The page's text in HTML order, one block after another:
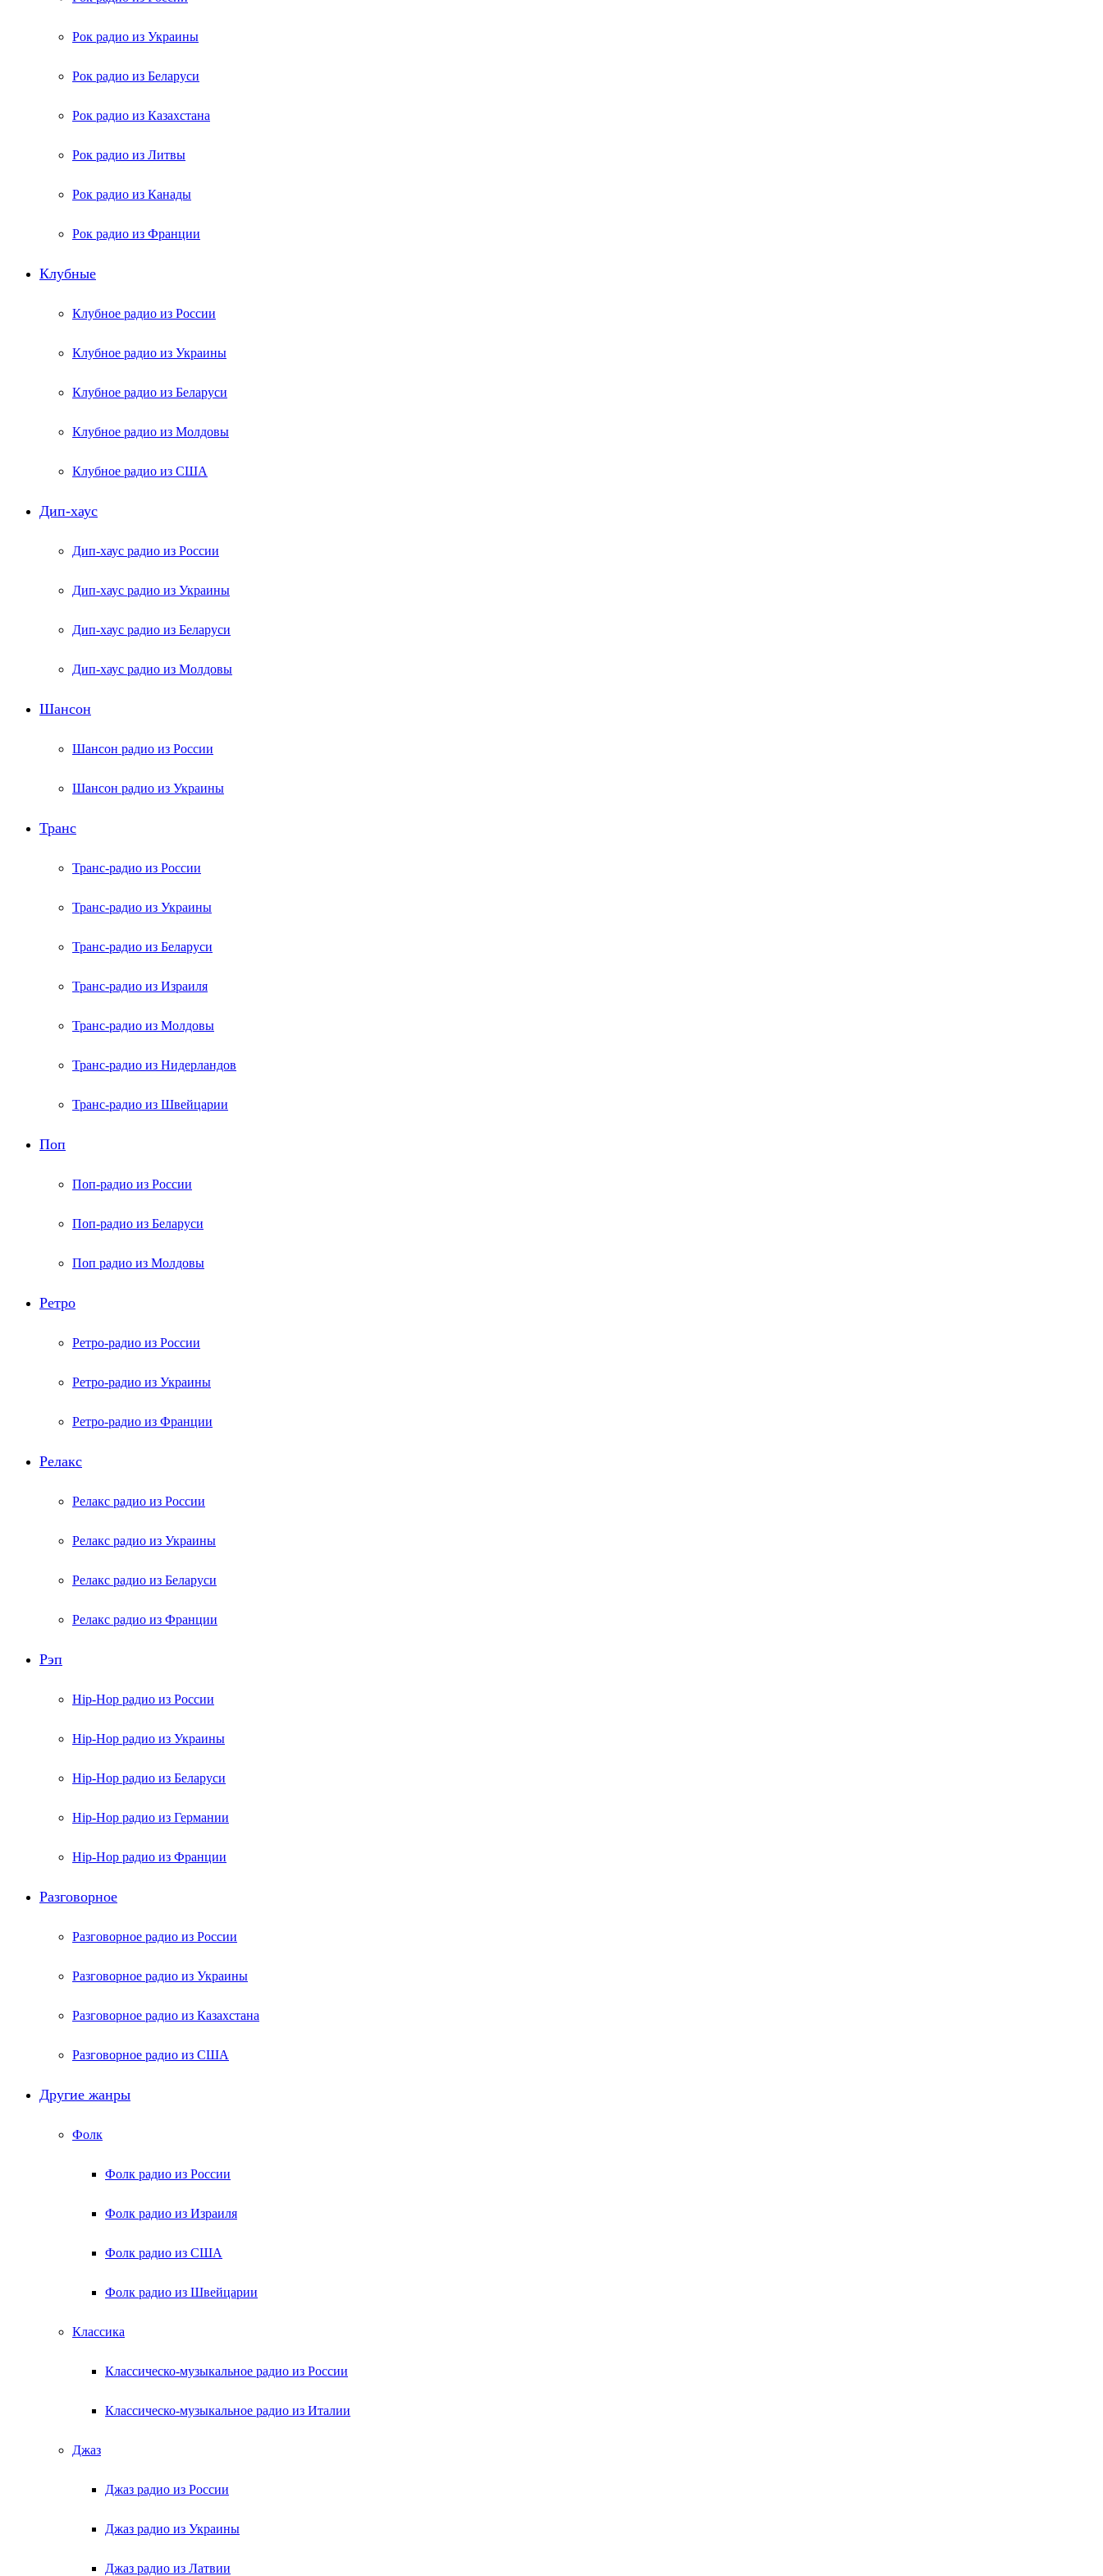
Рок радио из Украины
Рок радио из Беларуси
Рок радио из Казахстана
Рок радио из Литвы
Рок радио из Канады
Рок радио из Франции
Клубные
Клубное радио из России
Клубное радио из Украины
Клубное радио из Беларуси
Клубное радио из Молдовы
Клубное радио из США
Дип-хаус
Дип-хаус радио из России
Дип-хаус радио из Украины
Дип-хаус радио из Беларуси
Дип-хаус радио из Молдовы
Шансон
Шансон радио из России
Шансон радио из Украины
Транс
Транс-радио из России
Транс-радио из Украины
Транс-радио из Беларуси
Транс-радио из Израиля
Транс-радио из Молдовы
Транс-радио из Нидерландов
Транс-радио из Швейцарии
Поп
Поп-радио из России
Поп-радио из Беларуси
Поп радио из Молдовы
Ретро
Ретро-радио из России
Ретро-радио из Украины
Ретро-радио из Франции
Релакс
Релакс радио из России
Релакс радио из Украины
Релакс радио из Беларуси
Релакс радио из Франции
Рэп
Hip-Hop радио из России
Hip-Hop радио из Украины
Hip-Hop радио из Беларуси
Hip-Hop радио из Германии
Hip-Hop радио из Франции
Разговорное
Разговорное радио из России
Разговорное радио из Украины
Разговорное радио из Казахстана
Разговорное радио из США
Другие жанры
Фолк
Фолк радио из России
Фолк радио из Израиля
Фолк радио из США
Фолк радио из Швейцарии
Классика
Классическо-музыкальное радио из России
Классическо-музыкальное радио из Италии
Джаз
Джаз радио из России
Джаз радио из Украины
Джаз радио из Латвии